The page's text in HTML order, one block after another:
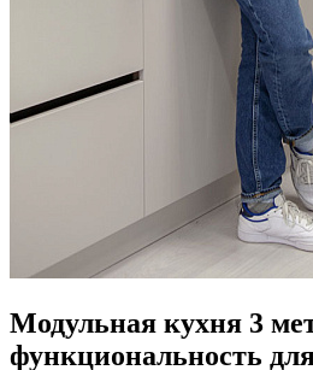
Модульная кухня 3
функциональность